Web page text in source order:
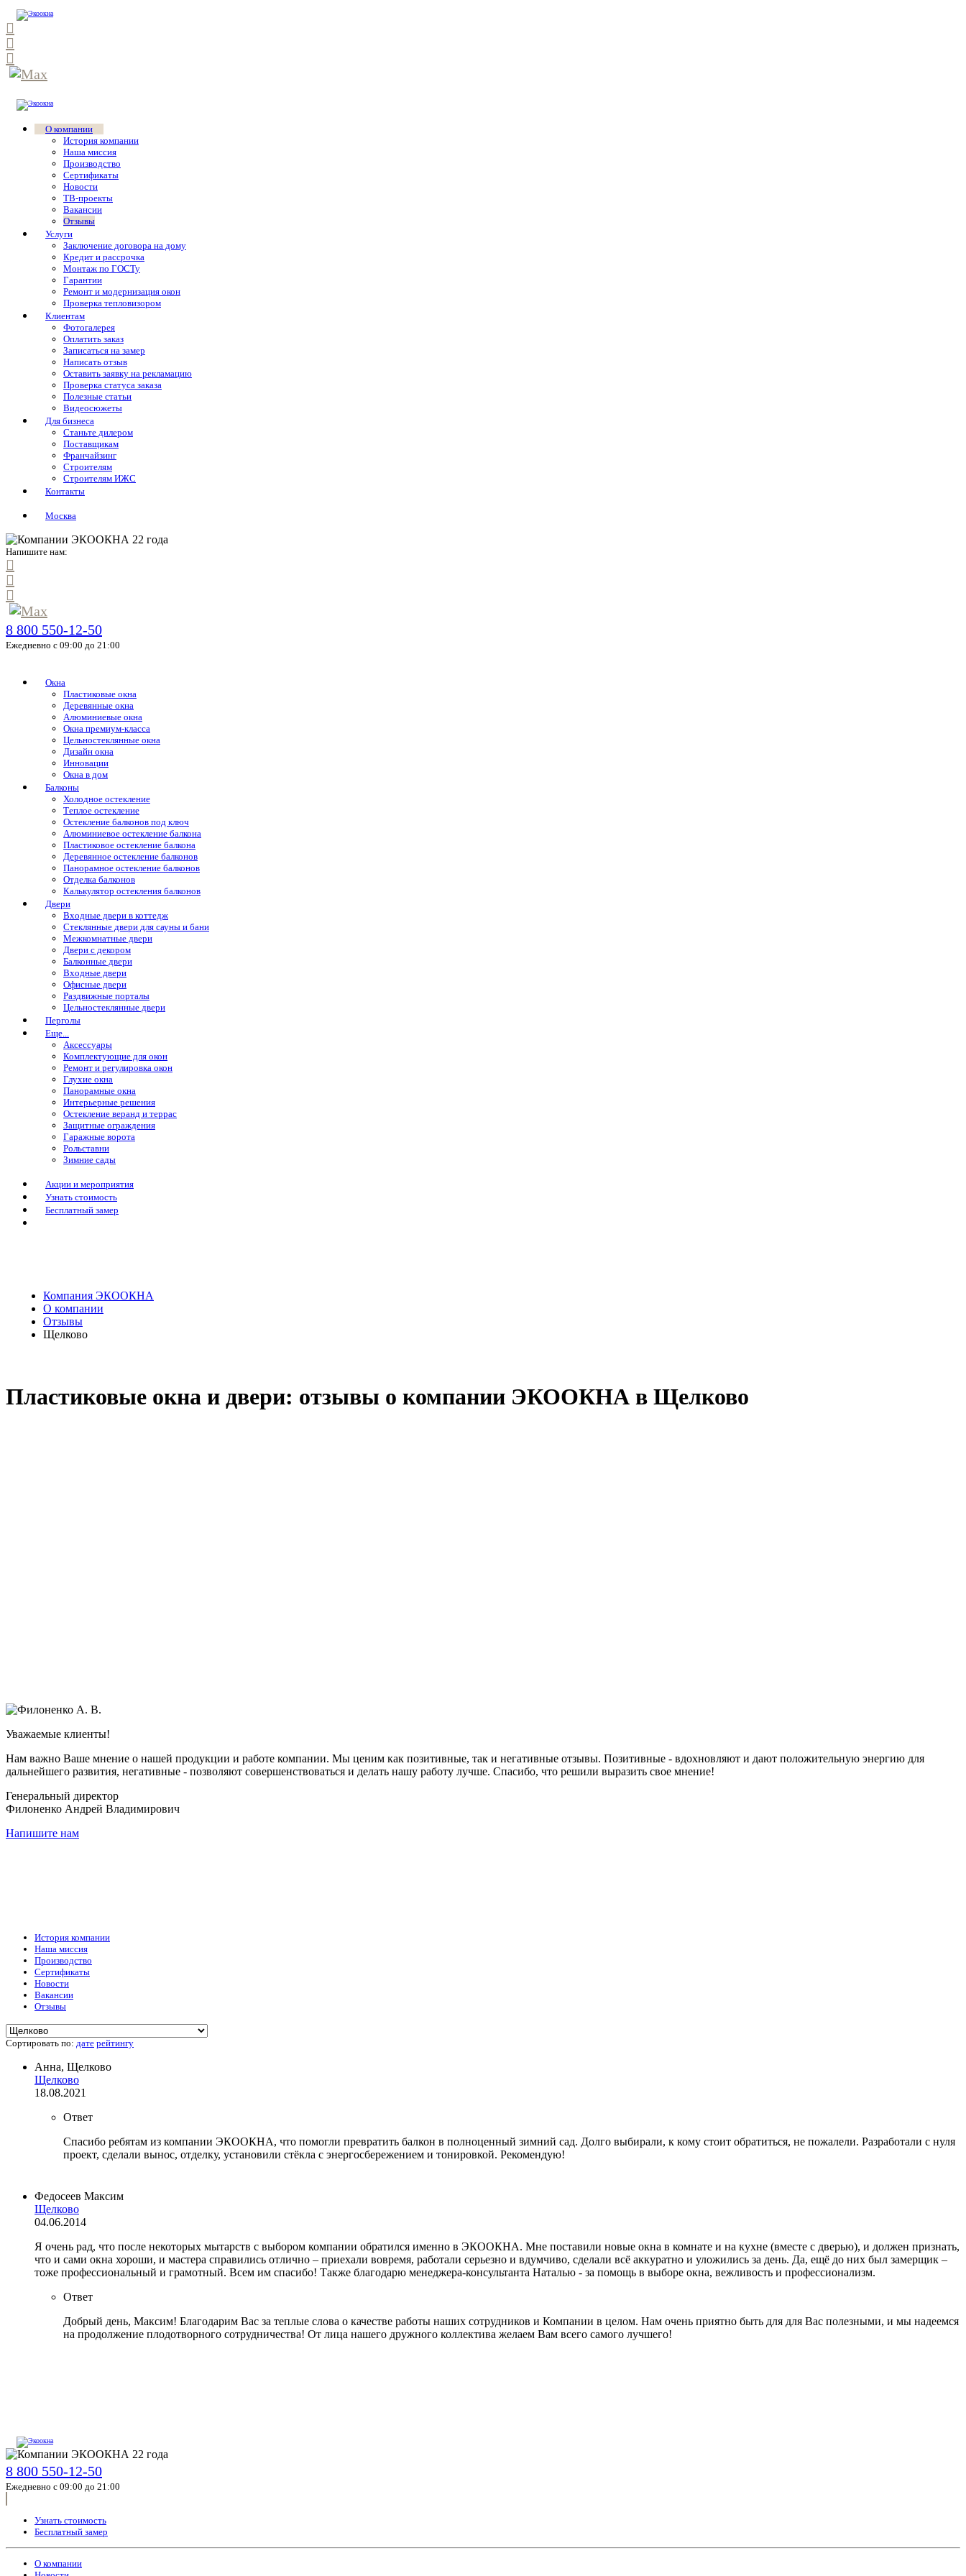
О компании
История компании
Наша миссия
Производство
Сертификаты
Новости
ТВ-проекты
Вакансии
Отзывы
Услуги
Заключение договора на дому
Кредит и рассрочка
Монтаж по ГОСТу
Гарантии
Ремонт и модернизация окон
Проверка тепловизором
Клиентам
Фотогалерея
Оплатить заказ
Записаться на замер
Написать отзыв
Оставить заявку на рекламацию
Проверка статуса заказа
Полезные статьи
Видеосюжеты
Для бизнеса
Станьте дилером
Поставщикам
Франчайзинг
Строителям
Строителям ИЖС
Контакты
Москва
Напишите нам:
8 800 550-12-50
Ежедневно с 09:00 до 21:00
Окна
Пластиковые окна
Деревянные окна
Алюминиевые окна
Окна премиум-класса
Цельностеклянные окна
Дизайн окна
Инновации
Окна в дом
Балконы
Холодное остекление
Теплое остекление
Остекление балконов под ключ
Алюминиевое остекление балкона
Пластиковое остекление балкона
Деревянное остекление балконов
Панорамное остекление балконов
Отделка балконов
Калькулятор остекления балконов
Двери
Входные двери в коттедж
Стеклянные двери для сауны и бани
Межкомнатные двери
Двери с декором
Балконные двери
Входные двери
Офисные двери
Раздвижные порталы
Цельностеклянные двери
Перголы
Еще...
Аксессуары
Комплектующие для окон
Ремонт и регулировка окон
Глухие окна
Панорамные окна
Интерьерные решения
Остекление веранд и террас
Защитные ограждения
Гаражные ворота
Рольставни
Зимние сады
Акции и мероприятия
Узнать стоимость
Бесплатный замер
Компания ЭКООКНА
О компании
Отзывы
Щелково
Пластиковые окна и двери: отзывы о компании ЭКООКНА в Щелково
Уважаемые клиенты!
Нам важно Ваше мнение о нашей продукции и работе компании. Мы ценим как позитивные, так и негативные отзывы. Позитивные - вдохновляют и дают положительную энергию для
дальнейшего развития, негативные - позволяют совершенствоваться и делать нашу работу лучше. Спасибо, что решили выразить свое мнение!
Генеральный директор
Филоненко Андрей Владимирович
Напишите нам
История компании
Наша миссия
Производство
Сертификаты
Новости
Вакансии
Отзывы
Сортировать по: дате рейтингу
Анна, Щелково
Щелково
18.08.2021
Ответ
Спасибо ребятам из компании ЭКООКНА, что помогли превратить балкон в полноценный зимний сад. Долго выбирали, к кому стоит обратиться, не пожалели. Разработали с нуля
проект, сделали вынос, отделку, установили стёкла с энергосбережением и тонировкой. Рекомендую!
Федосеев Максим
Щелково
04.06.2014
Я очень рад, что после некоторых мытарств с выбором компании обратился именно в ЭКООКНА. Мне поставили новые окна в комнате и на кухне (вместе с дверью), и должен признать,
что и сами окна хороши, и мастера справились отлично – приехали вовремя, работали серьезно и вдумчиво, сделали всё аккуратно и уложились за день. Да, ещё до них был замерщик –
тоже профессиональный и грамотный. Всем им спасибо! Также благодарю менеджера-консультанта Наталью - за помощь в выборе окна, вежливость и профессионализм.
Ответ
Добрый день, Максим! Благодарим Вас за теплые слова о качестве работы наших сотрудников и Компании в целом. Нам очень приятно быть для для Вас полезными, и мы надеемся
на продолжение плодотворного сотрудничества! От лица нашего дружного коллектива желаем Вам всего самого лучшего!
8 800 550-12-50
Ежедневно с 09:00 до 21:00
Узнать стоимость
Бесплатный замер
О компании